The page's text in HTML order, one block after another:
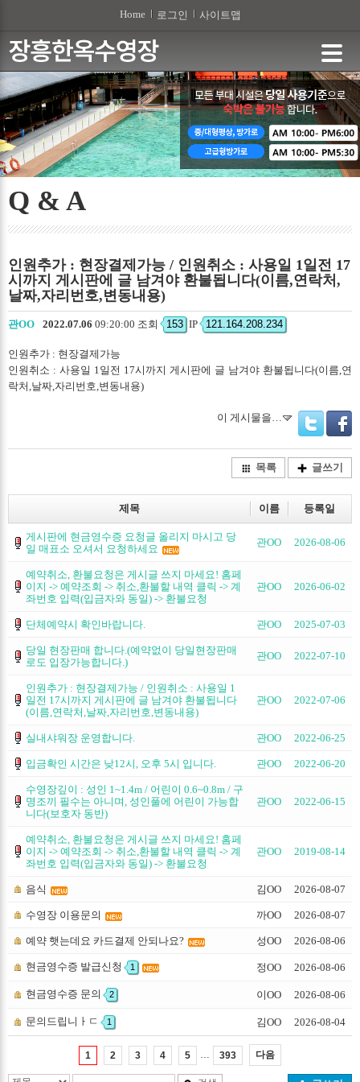
Home 로그인 사이트맵
Q & A
인원추가 : 현장결제가능 / 인원취소 : 사용일 1일전 17
시까지 게시판에 글 남겨야 환불됩니다(이름,연락처,
날짜,자리번호,변동내용)
관OO 2022.07.06 09:20:00 조회 153 IP 121.164.208.234
인원추가 : 현장결제가능
인원취소 : 사용일 1일전 17시까지 게시판에 글 남겨야 환불됩니다(이름,연
락처,날짜,자리번호,변동내용)
이 게시물을…
Twitter
목록 글쓰기
제목 이름 등록일
게시판에 현금영수증 요청글 올리지 마시고 당
일 매표소 오셔서 요청하세요
관OO 2026-08-06
예약취소, 환불요청은 게시글 쓰지 마세요! 홈페
이지 -> 예약조회 -> 취소,환불할 내역 클릭 -> 계
좌번호 입력(입금자와 동일) -> 환불요청
관OO 2026-06-02
단체예약시 확인바랍니다. 관OO 2025-07-03
당일 현장판매 합니다.(예약없이 당일현장판매
로도 입장가능합니다.)
관OO 2022-07-10
인원추가 : 현장결제가능 / 인원취소 : 사용일 1
일전 17시까지 게시판에 글 남겨야 환불됩니다
(이름,연락처,날짜,자리번호,변동내용)
관OO 2022-07-06
실내샤워장 운영합니다. 관OO 2022-06-25
입금확인 시간은 낮12시, 오후 5시 입니다. 관OO 2022-06-20
수영장깊이 : 성인 1~1.4m / 어린이 0.6~0.8m / 구
명조끼 필수는 아니며, 성인풀에 어린이 가능합
니다(보호자 동반)
관OO 2022-06-15
예약취소, 환불요청은 게시글 쓰지 마세요! 홈페
이지 -> 예약조회 -> 취소,환불할 내역 클릭 -> 계
좌번호 입력(입금자와 동일) -> 환불요청
관OO 2019-08-14
음식 김OO 2026-08-07
수영장 이용문의 까OO 2026-08-07
예약 햇는데요 카드결제 안되나요? 성OO 2026-08-06
현금영수증 발급신청 1 정OO 2026-08-06
현금영수증 문의 2 이OO 2026-08-06
문의드립니ㅏㄷ 1 김OO 2026-08-04
1 2 3 4 5 … 393 다음